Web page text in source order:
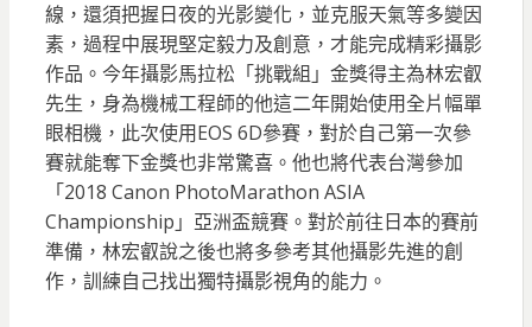
線，還須把握日夜的光影變化，並克服天氣等多變因
素，過程中展現堅定毅力及創意，才能完成精彩攝影
作品。今年攝影馬拉松「挑戰組」金獎得主為林宏叡
先生，身為機械工程師的他這二年開始使用全片幅單
眼相機，此次使用EOS 6D參賽，對於自己第一次參
賽就能奪下金獎也非常驚喜。他也將代表台灣參加
「2018 Canon PhotoMarathon ASIA
Championship」亞洲盃競賽。對於前往日本的賽前
準備，林宏叡說之後也將多參考其他攝影先進的創
作，訓練自己找出獨特攝影視角的能力。